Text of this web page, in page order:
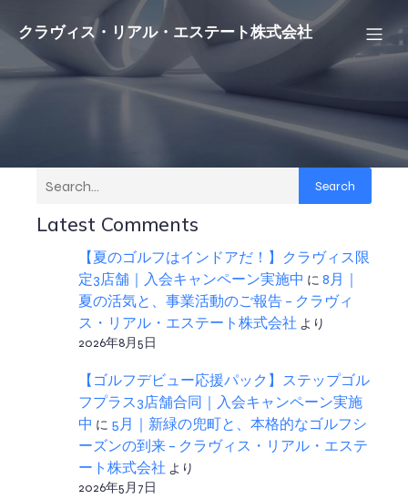
クラヴィス・リアル・エステート株式会社
Search
Latest Comments
【夏のゴルフはインドアだ！】クラヴィス限
定3店舗｜入会キャンペーン実施中 に 8月｜
夏の活気と、事業活動のご報告 – クラヴィ
ス・リアル・エステート株式会社 より
2026年8月5日
【ゴルフデビュー応援パック】ステップゴル
フプラス3店舗合同｜入会キャンペーン実施
中 に 5月｜新緑の兜町と、本格的なゴルフシ
ーズンの到来 – クラヴィス・リアル・エステ
ート株式会社 より
2026年5月7日